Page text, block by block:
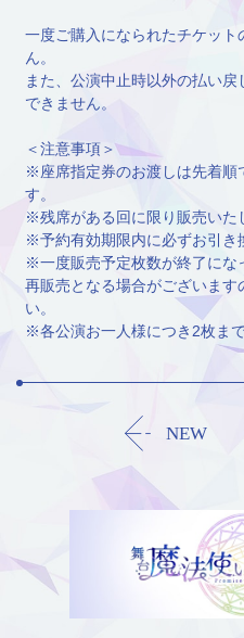
一度ご購入になられたチケッ
ん。
また、公演中止時以外の払い
できません。
＜注意事項＞
※座席指定券のお渡しは先着順
す。
※残席がある回に限り販売いた
※予約有効期限内に必ずお引き
※一度販売予定枚数が終了にな
再販売となる場合がございます
い。
※各公演お一人様につき2枚ま
NEW